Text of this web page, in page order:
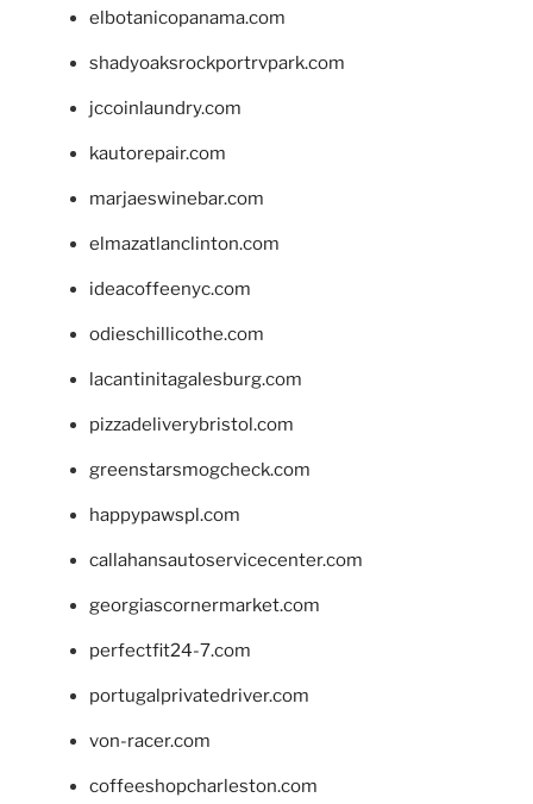
elbotanicopanama.com
shadyoaksrockportrvpark.com
jccoinlaundry.com
kautorepair.com
marjaeswinebar.com
elmazatlanclinton.com
ideacoffeenyc.com
odieschillicothe.com
lacantinitagalesburg.com
pizzadeliverybristol.com
greenstarsmogcheck.com
happypawspl.com
callahansautoservicecenter.com
georgiascornermarket.com
perfectfit24-7.com
portugalprivatedriver.com
von-racer.com
coffeeshopcharleston.com